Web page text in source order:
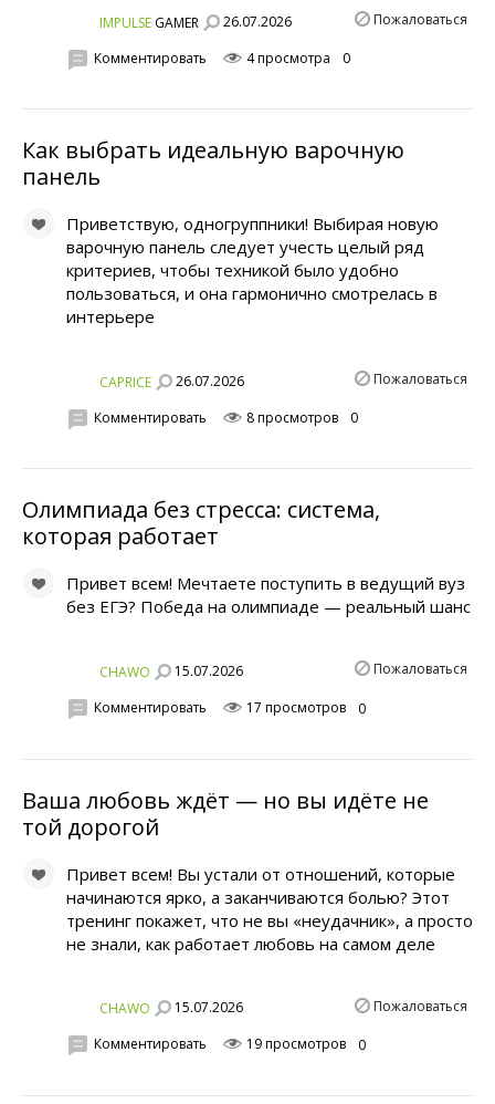
IMPULSE GAMER 26.07.2026 Пожаловаться
Комментировать 4 просмотра 0
Как выбрать идеальную варочную
панель
Приветствую, одногруппники! Выбирая новую
варочную панель следует учесть целый ряд
критериев, чтобы техникой было удобно
пользоваться, и она гармонично смотрелась в
интерьере
CAPRICE 26.07.2026 Пожаловаться
Комментировать 8 просмотров 0
Олимпиада без стресса: система,
которая работает
Привет всем! Мечтаете поступить в ведущий вуз
без ЕГЭ? Победа на олимпиаде — реальный шанс
CHAWO 15.07.2026 Пожаловаться
Комментировать 17 просмотров 0
Ваша любовь ждёт — но вы идёте не
той дорогой
Привет всем! Вы устали от отношений, которые
начинаются ярко, а заканчиваются болью? Этот
тренинг покажет, что не вы «неудачник», а просто
не знали, как работает любовь на самом деле
CHAWO 15.07.2026 Пожаловаться
Комментировать 19 просмотров 0